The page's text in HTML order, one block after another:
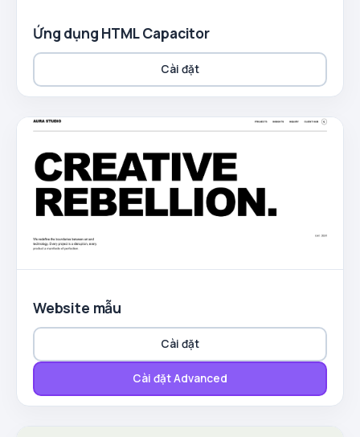
Ứng dụng HTML Capacitor
Cài đặt
Website mẫu
Cài đặt
Cài đặt Advanced